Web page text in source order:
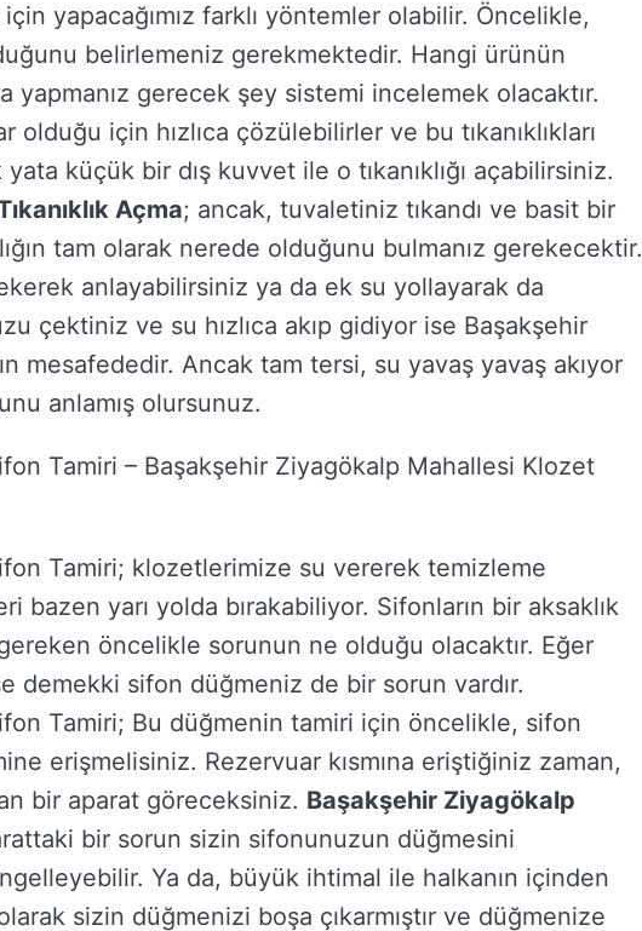
yapacağımız farklı yöntemler olabilir. Öncelikle,
belirlemeniz gerekmektedir. Hangi ürünün
yapmanız gerecek şey sistemi incelemek olacaktır.
olduğu için hızlıca çözülebilirler ve bu tıkanıklıkları
küçük bir dış kuvvet ile o tıkanıklığı açabilirsiniz.
Açma; ancak, tuvaletiniz tıkandı ve basit bir
tam olarak nerede olduğunu bulmanız gerekecektir.
anlayabilirsiniz ya da ek su yollayarak da
çektiniz ve su hızlıca akıp gidiyor ise Başakşehir
mesafededir. Ancak tam tersi, su yavaş yavaş akıyor
anlamış olursunuz.
Tamiri – Başakşehir Ziyagökalp Mahallesi Klozet
Tamiri; klozetlerimize su vererek temizleme
bazen yarı yolda bırakabiliyor. Sifonların bir aksaklık
öncelikle sorunun ne olduğu olacaktır. Eğer
demekki sifon düğmeniz de bir sorun vardır.
Tamiri; Bu düğmenin tamiri için öncelikle, sifon
erişmelisiniz. Rezervuar kısmına eriştiğiniz zaman,
bir aparat göreceksiniz. Başakşehir Ziyagökalp
bir sorun sizin sifonunuzun düğmesini
Ya da, büyük ihtimal ile halkanın içinden
sizin düğmenizi boşa çıkarmıştır ve düğmenize